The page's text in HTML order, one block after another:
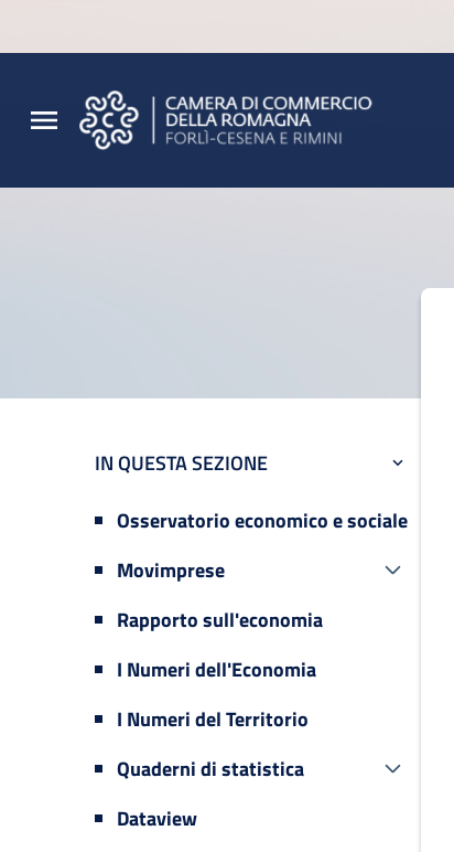
IN QUESTA SEZIONE
Osservatorio economico e sociale
Movimprese
Rapporto sull'economia
I Numeri dell'Economia
I Numeri del Territorio
Quaderni di statistica
Dataview